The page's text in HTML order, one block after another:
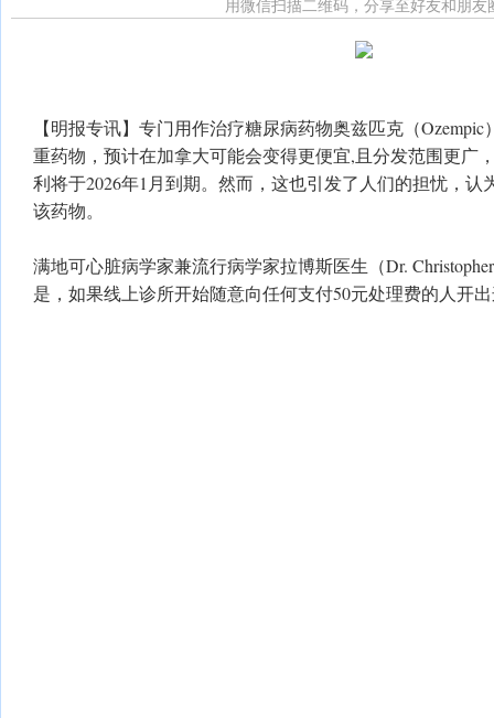
用微信扫描二维码，分享至好友和朋友
【明报专讯】专门用作治疗糖尿病药物奥兹匹克（
重药物，预计在加拿大可能会变得更便宜,且分发范围更广
利将于2026年1月到期。然而，这也引发了人们的担忧，认
该药物。
满地可心脏病学家兼流行病学家拉博斯医生（Dr.
是，如果线上诊所开始随意向任何支付50元处理费的人开